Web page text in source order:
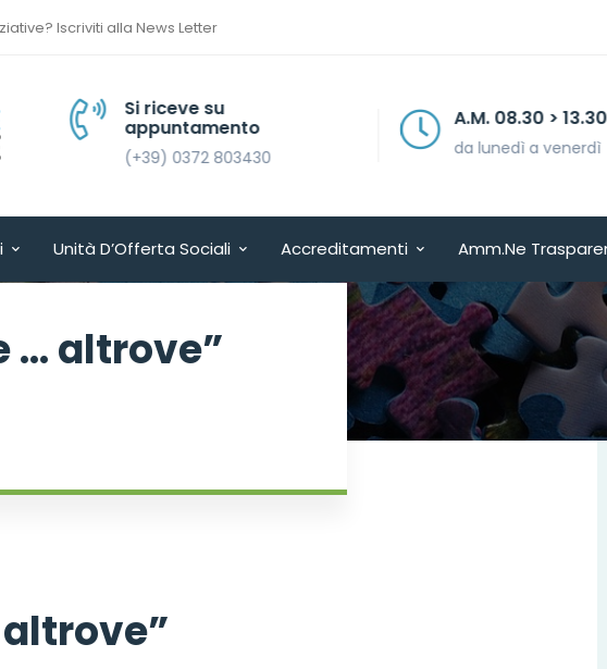
Iscriviti alla News Letter
Si riceve su
appuntamento
(+39) 0372 803430
A.M. 08.30 > 13.30
da lunedì a venerdì
Unità D’Offerta Sociali Accreditamenti Amm.ne
… altrove”